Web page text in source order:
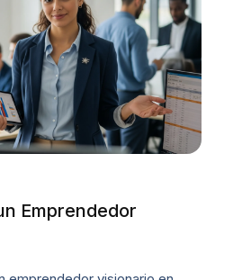
Emprendedor